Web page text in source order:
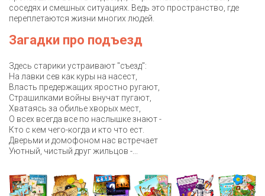
соседях и смешных ситуациях. Ведь это пространство, где
переплетаются жизни многих людей.
Загадки про подъезд
Здесь старики устраивают "съезд":
На лавки сев как куры на насест,
Власть предержащих яростно ругают,
Страшилками войны внучат пугают,
Хватаясь за обилье хворых мест,
О всех всегда все по наслышке знают -
Кто с кем чего-когда и кто что ест.
Дверьми и домофоном нас встречает
Уютный, чистый друг жильцов -...